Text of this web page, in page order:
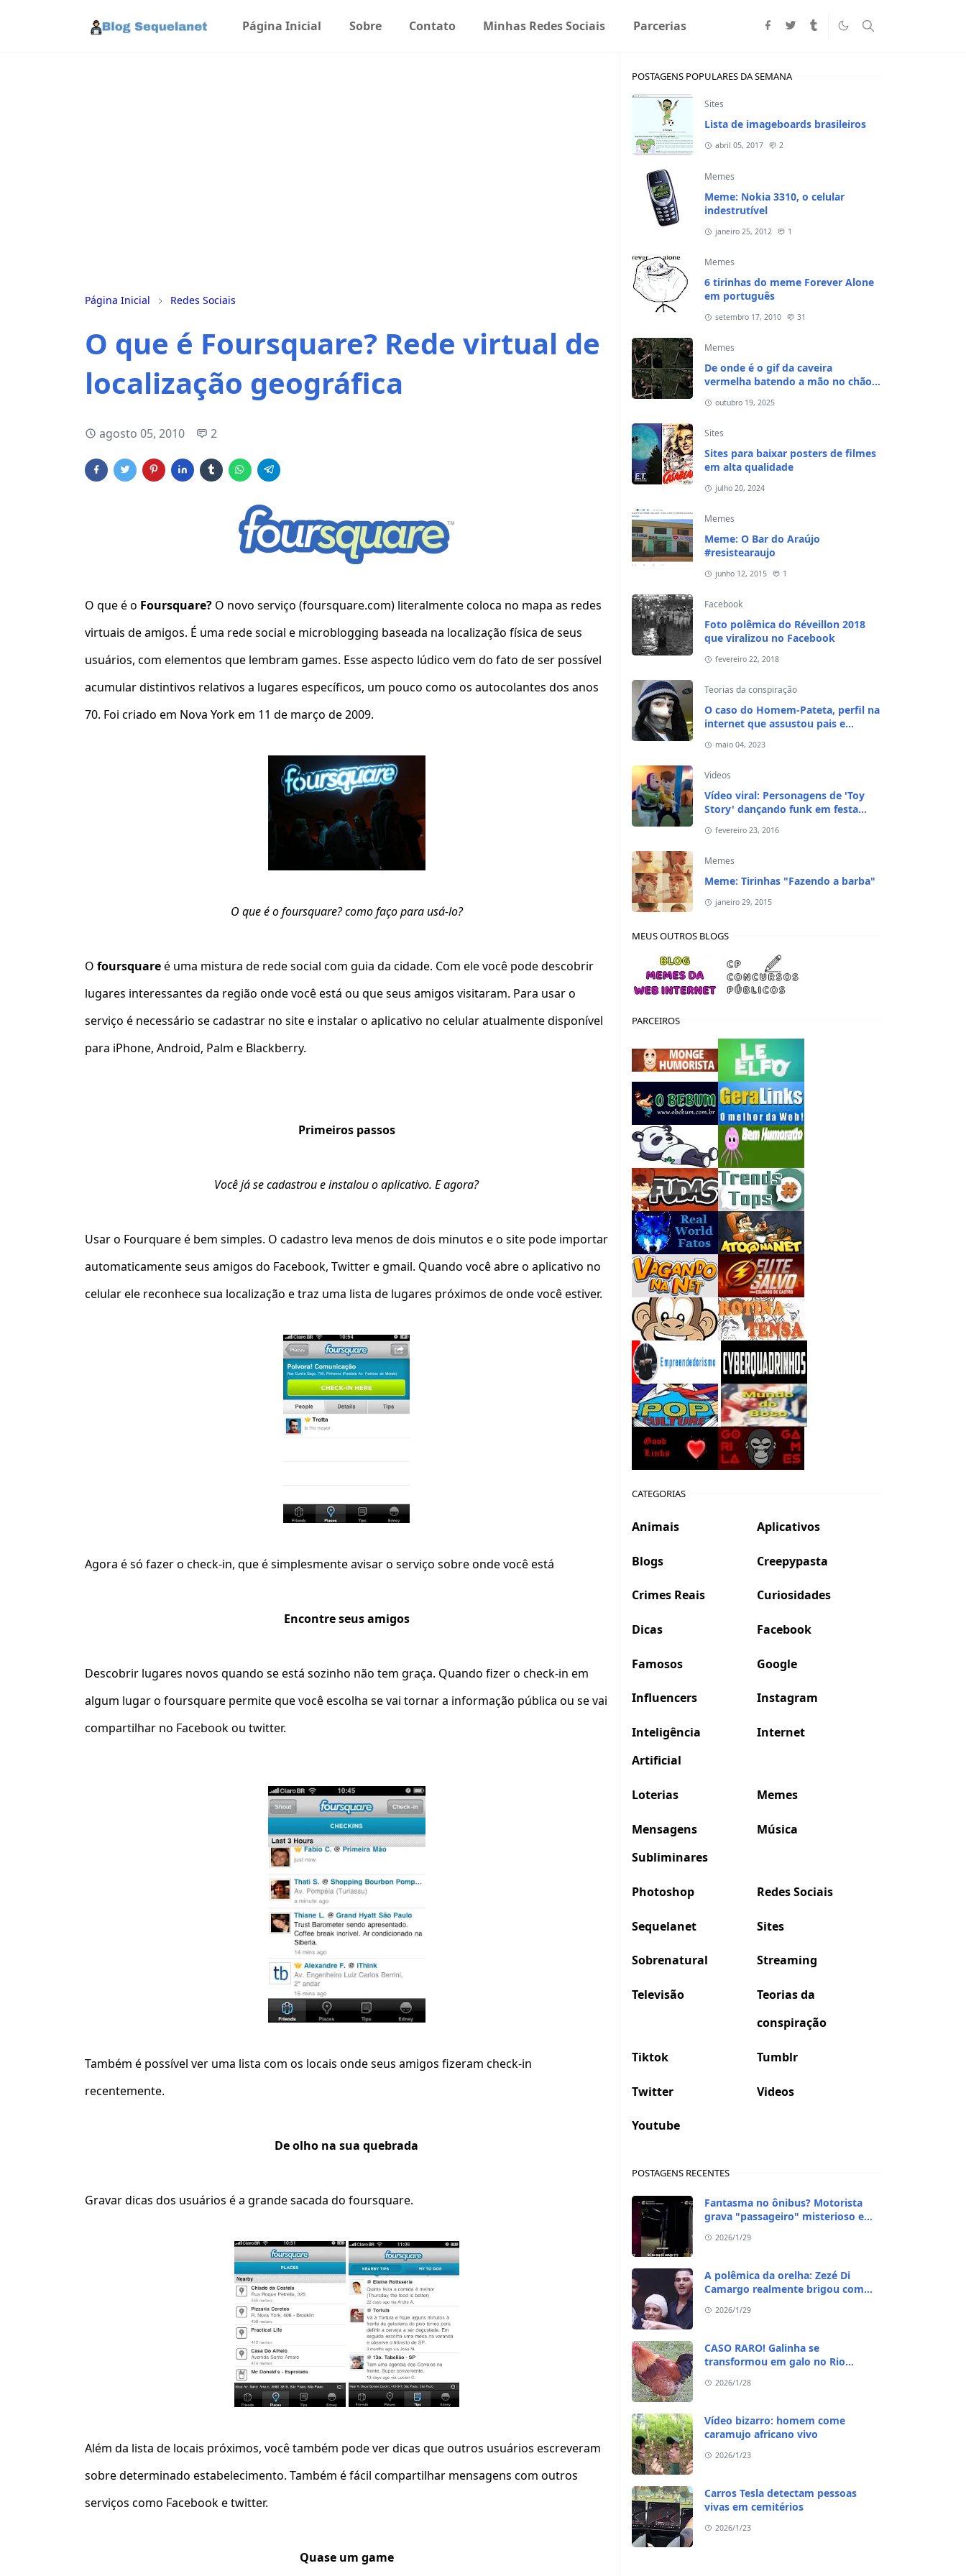
Página Inicial Sobre Contato Minhas Redes Sociais Parcerias
Página Inicial Redes Sociais
O que é Foursquare? Rede virtual de
localização geográfica
agosto 05, 2010 2
O que é o Foursquare? O novo serviço (foursquare.com) literalmente coloca no mapa as redes
virtuais de amigos. É uma rede social e microblogging baseada na localização física de seus
usuários, com elementos que lembram games. Esse aspecto lúdico vem do fato de ser possível
acumular distintivos relativos a lugares específicos, um pouco como os autocolantes dos anos
70. Foi criado em Nova York em 11 de março de 2009.
O que é o foursquare? como faço para usá-lo?
O foursquareé uma mistura de rede social com guia da cidade. Com ele você pode descobrir
lugares interessantes da região onde você está ou que seus amigos visitaram. Para usar o
serviço é necessário se cadastrar no site e instalar o aplicativo no celular atualmente disponível
para iPhone, Android, Palm e Blackberry.
Primeiros passos
Você já se cadastrou e instalou o aplicativo. E agora?
Usar o Fourquare é bem simples. O cadastro leva menos de dois minutos e o site pode importar
automaticamente seus amigos do Facebook, Twitter e gmail. Quando você abre o aplicativo no
celular ele reconhece sua localização e traz uma lista de lugares próximos de onde você estiver.
Agora é só fazer o check-in, que é simplesmente avisar o serviço sobre onde você está
Encontre seus amigos
Descobrir lugares novos quando se está sozinho não tem graça. Quando fizer o check-in em
algum lugar o foursquare permite que você escolha se vai tornar a informação pública ou se vai
compartilhar no Facebook ou twitter.
Também é possível ver uma lista com os locais onde seus amigos fizeram check-in
recentemente.
De olho na sua quebrada
Gravar dicas dos usuários é a grande sacada do foursquare.
Além da lista de locais próximos, você também pode ver dicas que outros usuários escreveram
sobre determinado estabelecimento. Também é fácil compartilhar mensagens com outros
serviços como Facebook e twitter.
Quase um game
POSTAGENS POPULARES DA SEMANA
Sites
Lista de imageboards brasileiros
abril 05, 2017 2
Memes
Meme: Nokia 3310, o celular
indestrutível
janeiro 25, 2012 1
Memes
6 tirinhas do meme Forever Alone
em português
setembro 17, 2010 31
Memes
De onde é o gif da caveira
vermelha batendo a mão no chão e
outubro 19, 2025
Sites
Sites para baixar posters de filmes
em alta qualidade
julho 20, 2024
Memes
Meme: O Bar do Araújo
#resistearaujo
junho 12, 2015 1
Facebook
Foto polêmica do Réveillon 2018
que viralizou no Facebook
fevereiro 22, 2018
Teorias da conspiração
O caso do Homem-Pateta, perfil na
internet que assustou pais e
maio 04, 2023
Videos
Vídeo viral: Personagens de 'Toy
Story' dançando funk em festa
fevereiro 23, 2016
Memes
Meme: Tirinhas "Fazendo a barba"
janeiro 29, 2015
MEUS OUTROS BLOGS
PARCEIROS
CATEGORIAS
Animais Aplicativos
Blogs Creepypasta
Crimes Reais Curiosidades
Dicas Facebook
Famosos Google
Influencers Instagram
Inteligência
Artificial
Internet
Loterias Memes
Mensagens
Subliminares
Música
Photoshop Redes Sociais
Sequelanet Sites
Sobrenatural Streaming
Televisão
Teorias da
conspiração
Tiktok Tumblr
Twitter Videos
Youtube
POSTAGENS RECENTES
Fantasma no ônibus? Motorista
grava "passageiro" misterioso em
2026/1/29
A polêmica da orelha: Zezé Di
Camargo realmente brigou com
irmão?
2026/1/29
CASO RARO! Galinha se
transformou em galo no Rio
2026/1/28
Vídeo bizarro: homem come
caramujo africano vivo
2026/1/23
Carros Tesla detectam pessoas
vivas em cemitérios
2026/1/23